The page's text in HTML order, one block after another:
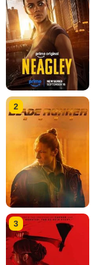
2
3